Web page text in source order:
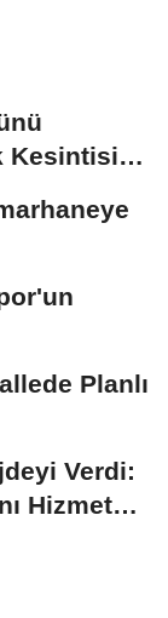
Kesintisi
Planlı
Verdi:
Hizmete